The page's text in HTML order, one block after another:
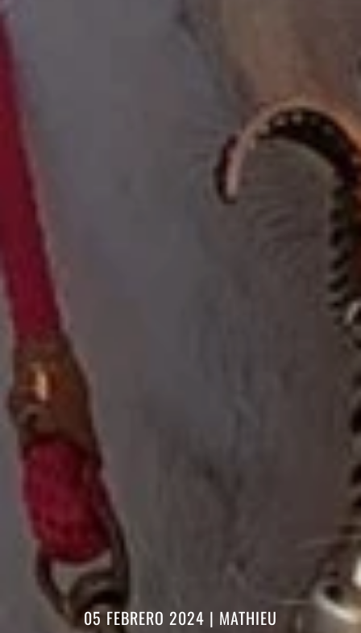
05 FEBRERO 2024 | MATHIEU